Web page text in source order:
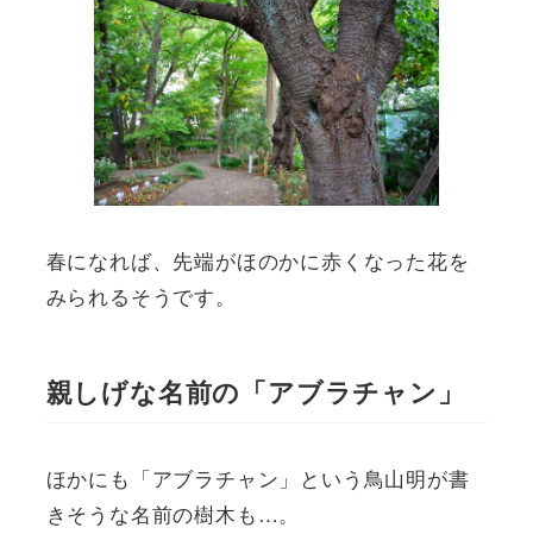
春になれば、先端がほのかに赤くなった花を
みられるそうです。
親しげな名前の「アブラチャン」
ほかにも「アブラチャン」という鳥山明が書
きそうな名前の樹木も…。